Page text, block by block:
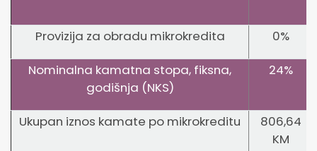
Provizija za obradu mikrokredita
0%
Nominalna kamatna stopa, fiksna,
godišnja (NKS)
24%
Ukupan iznos kamate po mikrokreditu
806,64
KM